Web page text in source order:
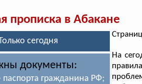
прописка в Абакане
сегодня
документы:
паспорта гражданина РФ;
На